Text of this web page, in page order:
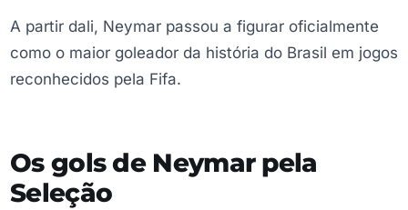
A partir dali, Neymar passou a figurar oficialmente
como o maior goleador da história do Brasil em jogos
reconhecidos pela Fifa.
Os gols de Neymar pela
Seleção